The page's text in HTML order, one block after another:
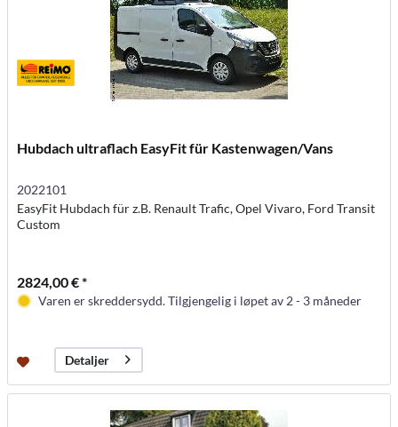
Hubdach ultraflach EasyFit für Kastenwagen/Vans
2022101
EasyFit Hubdach für z.B. Renault Trafic, Opel Vivaro, Ford Transit
Custom
2824,00 € *
Varen er skreddersydd. Tilgjengelig i løpet av 2 - 3 måneder
Detaljer